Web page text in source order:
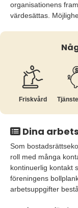
organisationens
värdesättas.
Friskvård
Dina
Som
roll med många
kontinuerlig kontakt
föreningens
arbetsuppgifter